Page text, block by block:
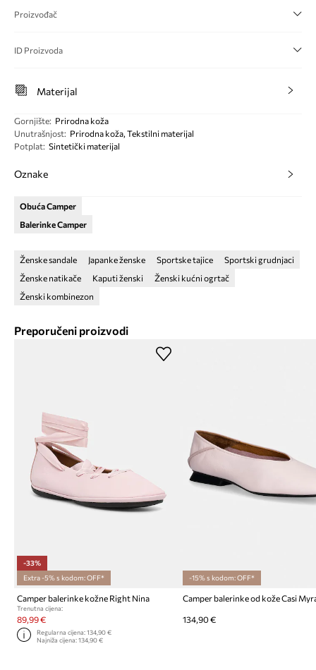
Proizvođač
ID Proizvoda
Materijal
Gornjište: Prirodna koža
Unutrašnjost: Prirodna koža, Tekstilni materijal
Potplat: Sintetički materijal
Oznake
Obuća Camper
Balerinke Camper
Ženske sandale Japanke ženske Sportske tajice
Sportski grudnjaci
Ženske natikače
Kaputi ženski
Ženski kućni ogrtač
Ženski kombinezon
Preporučeni proizvodi
-33%
Extra -5% s kodom: OFF*
Camper balerinke kožne Right Nina
Trenutna cijena:
89,99 €
Regularna cijena:134,90 €
Najniža cijena:134,90 €
-15% s kodom: OFF*
Camper balerinke od kože Casi
134,90 €